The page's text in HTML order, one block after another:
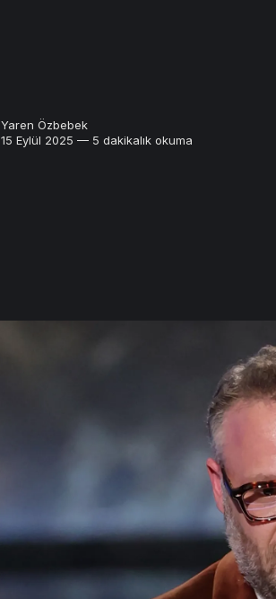
Yaren Özbebek
15 Eylül 2025 — 5 dakikalık okuma